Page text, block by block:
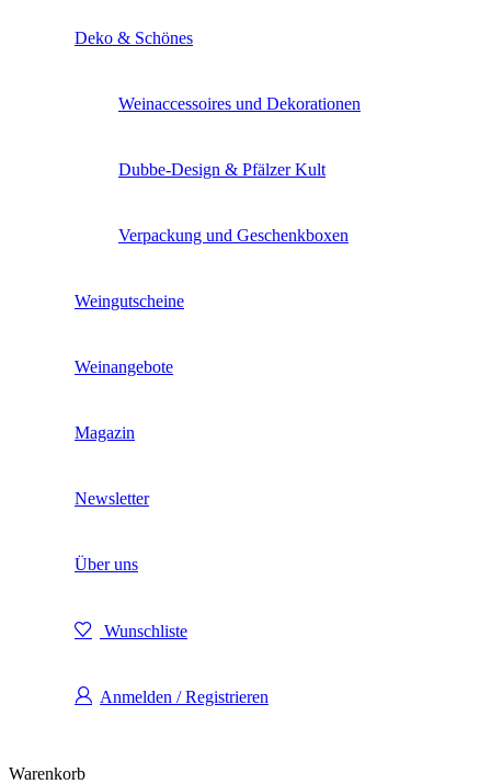
Deko & Schönes
Weinaccessoires und Dekorationen
Dubbe-Design & Pfälzer Kult
Verpackung und Geschenkboxen
Weingutscheine
Weinangebote
Magazin
Newsletter
Über uns
Wunschliste
Anmelden / Registrieren
Warenkorb